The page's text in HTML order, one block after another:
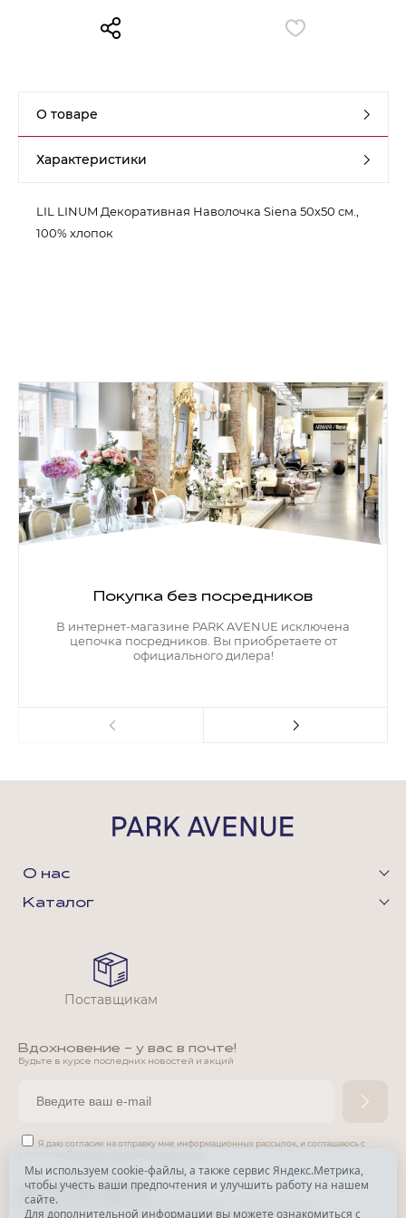
О товаре
Характеристики
LIL LINUM Декоративная Наволочка Siena 50x50 см.,
100% хлопок
Покупка без посредников
В интернет-магазине PARK AVENUE исключена
цепочка посредников. Вы приобретаете от
официального дилера!
О нас
Каталог
Вдохновение - у вас в почте!
Будьте в курсе последних новостей и акций
Я даю согласие на отправку мне информационных рассылок, и соглашаюсь с
*
Признана экстремистской организацией и запрещена в РФ.
Поставщикам
Мы используем cookie-файлы, а также сервис Яндекс.Метрика,
чтобы учесть ваши предпочтения и улучшить работу на нашем
сайте.
Для дополнительной информации вы можете ознакомиться с